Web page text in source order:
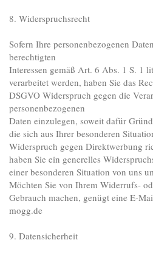
8. Widerspruchsrecht
Sofern Ihre personenbezogenen
berechtigten
Interessen gemäß Art. 6 Abs. 1 S. 1
verarbeitet werden, haben Sie das
DSGVO Widerspruch gegen die
personenbezogenen
Daten einzulegen, soweit dafür
die sich aus Ihrer besonderen
Widerspruch gegen Direktwerbung
haben Sie ein generelles
einer besonderen Situation von uns
Möchten Sie von Ihrem Widerrufs-
Gebrauch machen, genügt eine E-
mogg.de
9. Datensicherheit